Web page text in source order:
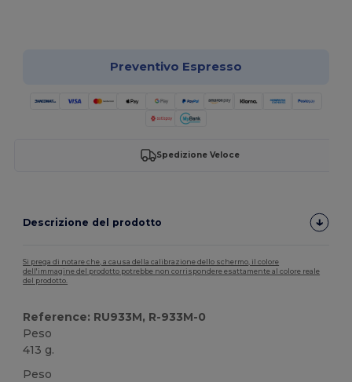
Preventivo Espresso
Spedizione Veloce
Descrizione del prodotto
Si prega di notare che, a causa della calibrazione dello schermo, il colore
dell'immagine del prodotto potrebbe non corrispondere esattamente al colore reale
del prodotto.
Reference: RU933M, R-933M-0
Peso
413 g.
Peso